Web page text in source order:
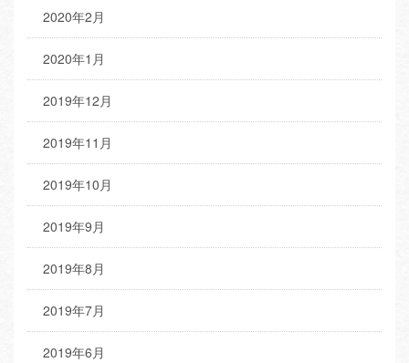
2020年2月
2020年1月
2019年12月
2019年11月
2019年10月
2019年9月
2019年8月
2019年7月
2019年6月